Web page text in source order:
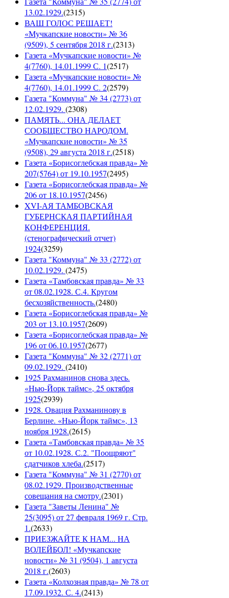
13.02.1929.(2315)
ВАШ ГОЛОС РЕШАЕТ!
«Мучкапские новости» № 36
(9509), 5 сентября 2018 г.(2313)
Газета «Мучкапские новости» №
4(7760), 14.01.1999 С. 1(2517)
Газета «Мучкапские новости» №
4(7760), 14.01.1999 С. 2(2579)
Газета "Коммуна" № 34 (2773) от
12.02.1929. (2308)
ПАМЯТЬ... ОНА ДЕЛАЕТ
СООБЩЕСТВО НАРОДОМ.
«Мучкапские новости» № 35
(9508), 29 августа 2018 г.(2518)
Газета «Борисоглебская правда» №
207(5764) от 19.10.1957(2495)
Газета «Борисоглебская правда» №
206 от 18.10.1957(2456)
XVI-АЯ ТАМБОВСКАЯ
ГУБЕРНСКАЯ ПАРТИЙНАЯ
КОНФЕРЕНЦИЯ.
(стенографический отчет)
1924(3259)
Газета "Коммуна" № 33 (2772) от
10.02.1929. (2475)
Газета «Тамбовская правда» № 33
от 08.02.1928. С.4. Кругом
бесхозяйственность.(2480)
Газета «Борисоглебская правда» №
203 от 13.10.1957(2609)
Газета «Борисоглебская правда» №
196 от 06.10.1957(2677)
Газета "Коммуна" № 32 (2771) от
09.02.1929. (2410)
1925 Рахманинов снова здесь.
«Нью-Йорк таймс», 25 октября
1925(2939)
1928. Овация Рахманинову в
Берлине. «Нью-Йорк таймс», 13
ноября 1928.(2615)
Газета «Тамбовская правда» № 35
от 10.02.1928. С.2. "Поощряют"
сдатчиков хлеба.(2517)
Газета "Коммуна" № 31 (2770) от
08.02.1929. Производственные
совещания на смотру.(2301)
Газета "Заветы Ленина" №
25(3095) от 27 февраля 1969 г. Стр.
1.(2633)
ПРИЕЗЖАЙТЕ К НАМ... НА
ВОЛЕЙБОЛ! «Мучкапские
новости» № 31 (9504), 1 августа
2018 г.(2603)
Газета «Колхозная правда» № 78 от
17.09.1932. С. 4.(2413)